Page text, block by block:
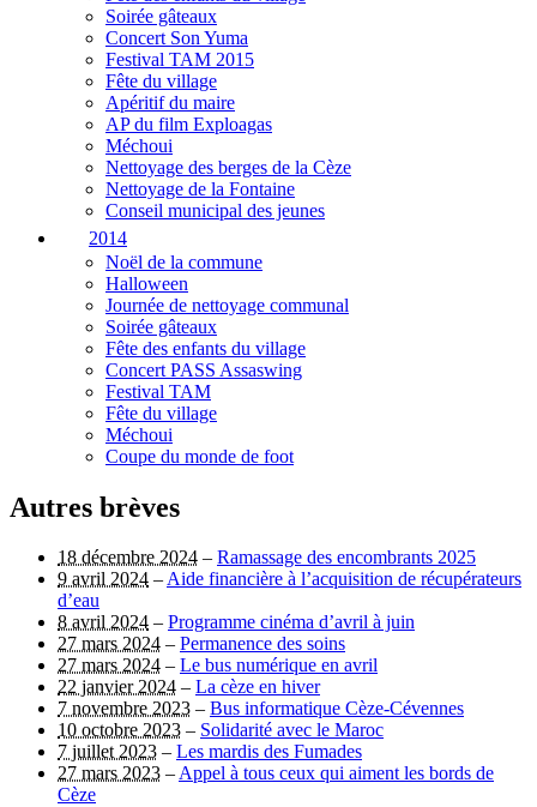
Soirée gâteaux
Concert Son Yuma
Festival TAM 2015
Fête du village
Apéritif du maire
AP du film Exploagas
Méchoui
Nettoyage des berges de la Cèze
Nettoyage de la Fontaine
Conseil municipal des jeunes
2014
Noël de la commune
Halloween
Journée de nettoyage communal
Soirée gâteaux
Fête des enfants du village
Concert PASS Assaswing
Festival TAM
Fête du village
Méchoui
Coupe du monde de foot
Autres brèves
18 décembre 2024 – Ramassage des encombrants 2025
9 avril 2024 –Aide financière à l’acquisition de récupérateurs
d’eau
8 avril 2024 – Programme cinéma d’avril à juin
27 mars 2024 – Permanence des soins
27 mars 2024 – Le bus numérique en avril
22 janvier 2024 – La cèze en hiver
7 novembre 2023 – Bus informatique Cèze-Cévennes
10 octobre 2023 – Solidarité avec le Maroc
7 juillet 2023 – Les mardis des Fumades
27 mars 2023 –Appel à tous ceux qui aiment les bords de
Cèze